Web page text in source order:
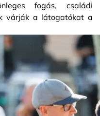
fogás, családi
várják a látogatókat a